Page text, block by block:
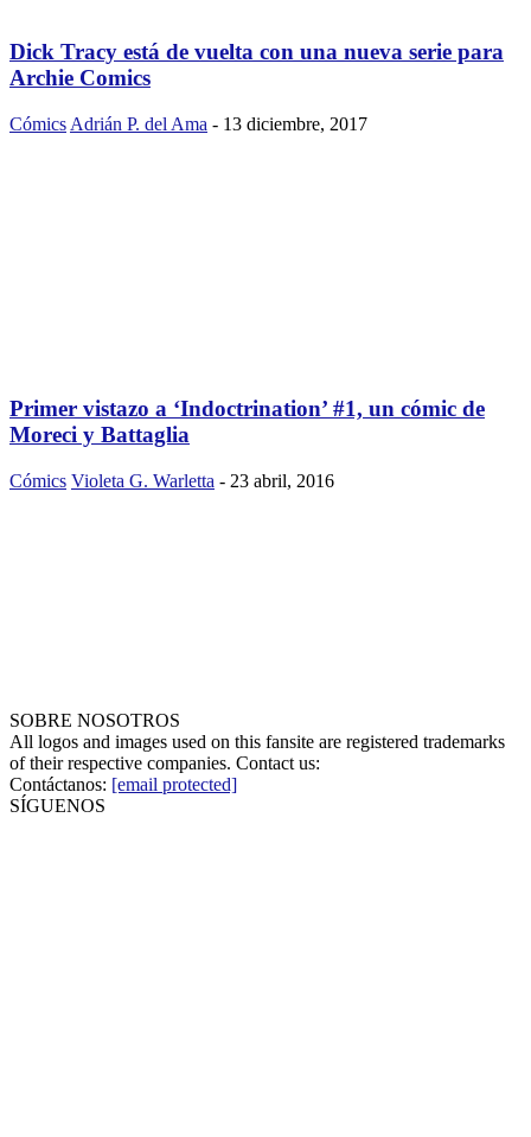
Dick Tracy está de vuelta con una nueva serie para
Archie Comics
Cómics Adrián P. del Ama - 13 diciembre, 2017
Primer vistazo a ‘Indoctrination’ #1, un cómic de
Moreci y Battaglia
Cómics Violeta G. Warletta - 23 abril, 2016
SOBRE NOSOTROS
All logos and images used on this fansite are registered trademarks
of their respective companies. Contact us:
Contáctanos: [email protected]
SÍGUENOS